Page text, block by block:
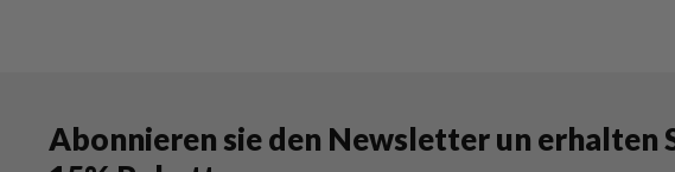
Abonnieren sie den Newsletter un erhalten